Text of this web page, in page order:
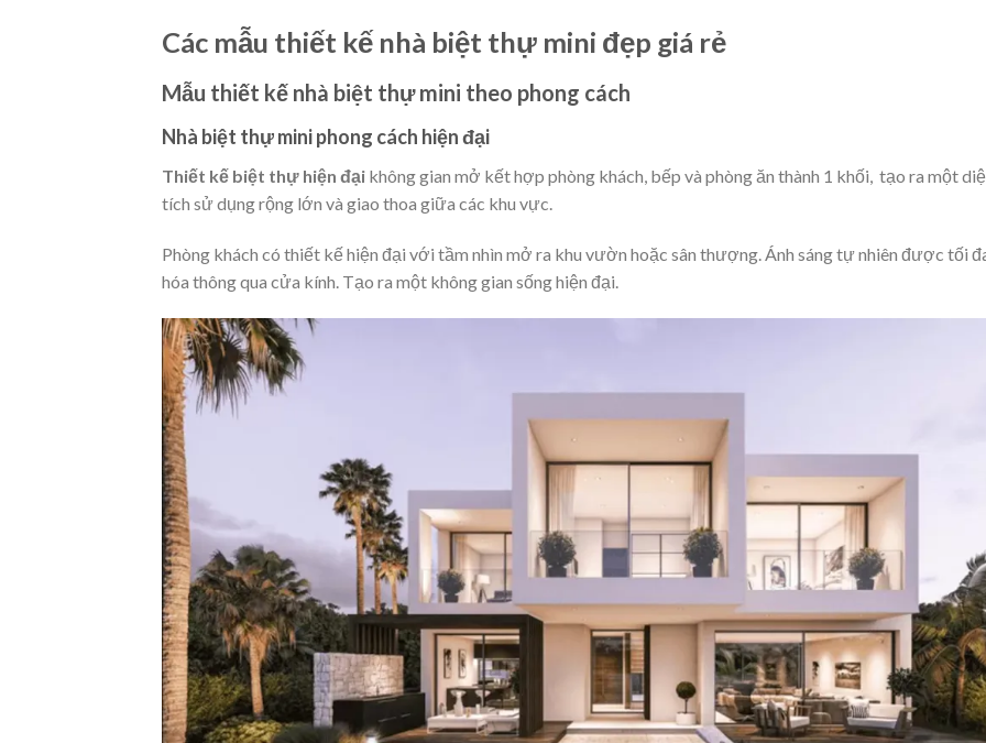
Các mẫu thiết kế nhà biệt thự mini đẹp giá rẻ
Mẫu thiết kế nhà biệt thự mini theo phong cách
Nhà biệt thự mini phong cách hiện đại
Thiết kế biệt thự hiện đại không gian mở kết hợp phòng khách, bếp và phòng ăn thành 1 khối, tạo ra một
tích sử dụng rộng lớn và giao thoa giữa các khu vực.
Phòng khách có thiết kế hiện đại với tầm nhìn mở ra khu vườn hoặc sân thượng. Ánh sáng tự nhiên được tối
hóa thông qua cửa kính. Tạo ra một không gian sống hiện đại.